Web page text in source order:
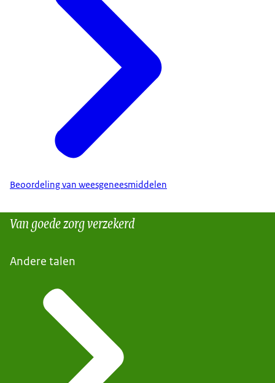
Beoordeling van weesgeneesmiddelen
Van goede zorg verzekerd
Andere talen